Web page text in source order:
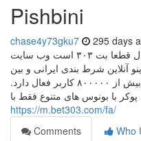
Pishbini
chase4y73gku7 295 days
بهترین سایت شرط بندی فوتبال قطعا بت ۳۰۳ است وب سایت Bet 303
آنلاین شرط ‌بندی ایرانی و بین
‌المللی است که در 2003 تأسیس شد و بیش از ۸۰۰۰۰۰ کاربر فعال دارد.
پوکر با بونوس های متنوع فقط با
https://m.bet303.com/fa/
Comments
Who